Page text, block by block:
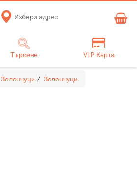
Избери адрес
Търсене VIP Карта
Зеленчуци